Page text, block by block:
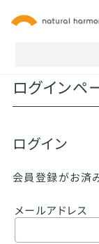
ログインペ
ログイン
会員登録がお済
メールアドレス